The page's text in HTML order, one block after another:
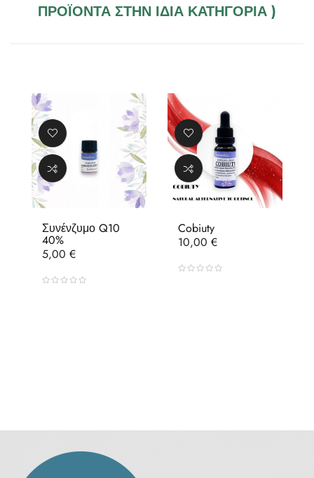
ΠΡΟΪΌΝΤΑ ΣΤΗΝ ΊΔΙΑ ΚΑΤΗΓΟΡΊΑ )
Συνένζυμο Q10
40%
Τιμή
5,00 €
Cobiuty
Τιμή
10,00 €